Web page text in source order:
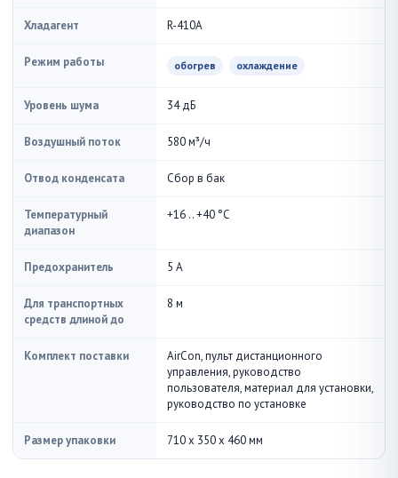
Хладагент R-410A
Режим работы обогрев охлаждение
Уровень шума 34 дБ
Воздушный поток 580 м³/ч
Отвод конденсата Сбор в бак
Температурный
диапазон
+16 .. +40 °С
Предохранитель 5 А
Для транспортных
средств длиной до
8 м
Комплект поставки
AirCon, пульт дистанционного
управления, руководство
пользователя, материал для установки,
руководство по установке
Размер упаковки 710 x 350 x 460 мм